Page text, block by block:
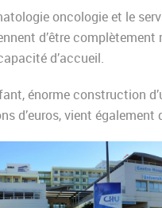
oncologie et le
d’être complètement
d’accueil.
énorme construction
d’euros, vient également